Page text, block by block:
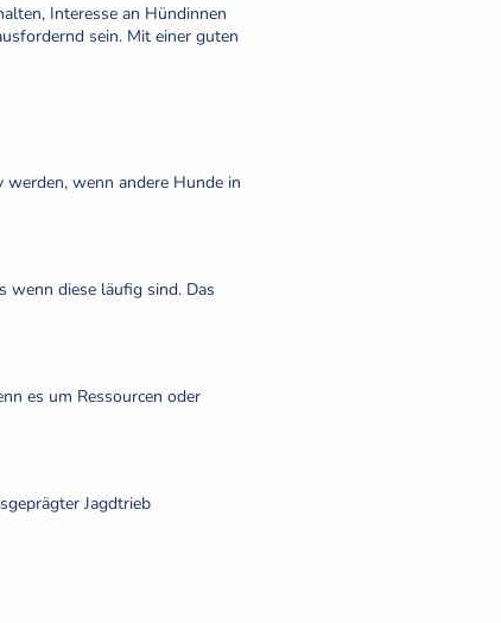
Interesse an Hündinnen
sein. Mit einer guten
werden, wenn andere Hunde in
wenn diese läufig sind. Das
es um Ressourcen oder
Jagdtrieb